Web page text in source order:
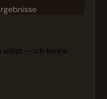
willst — ich kenne